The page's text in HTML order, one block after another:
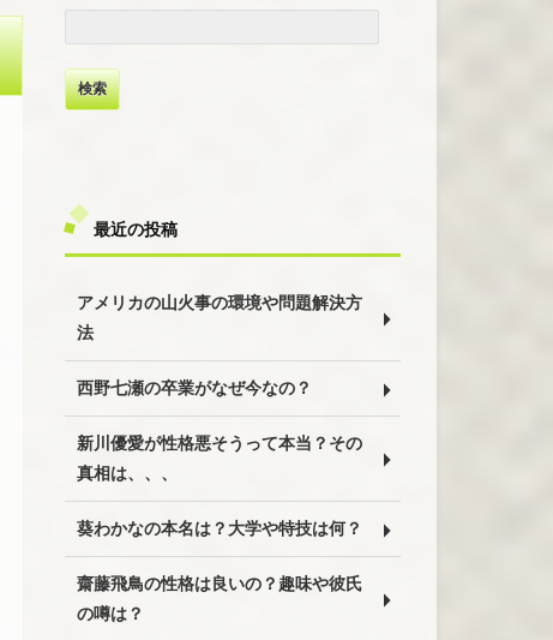
最近の投稿
アメリカの山火事の環境や問題解決方
法
西野七瀬の卒業がなぜ今なの？
新川優愛が性格悪そうって本当？その
真相は、、、
葵わかなの本名は？大学や特技は何？
齋藤飛鳥の性格は良いの？趣味や彼氏
の噂は？